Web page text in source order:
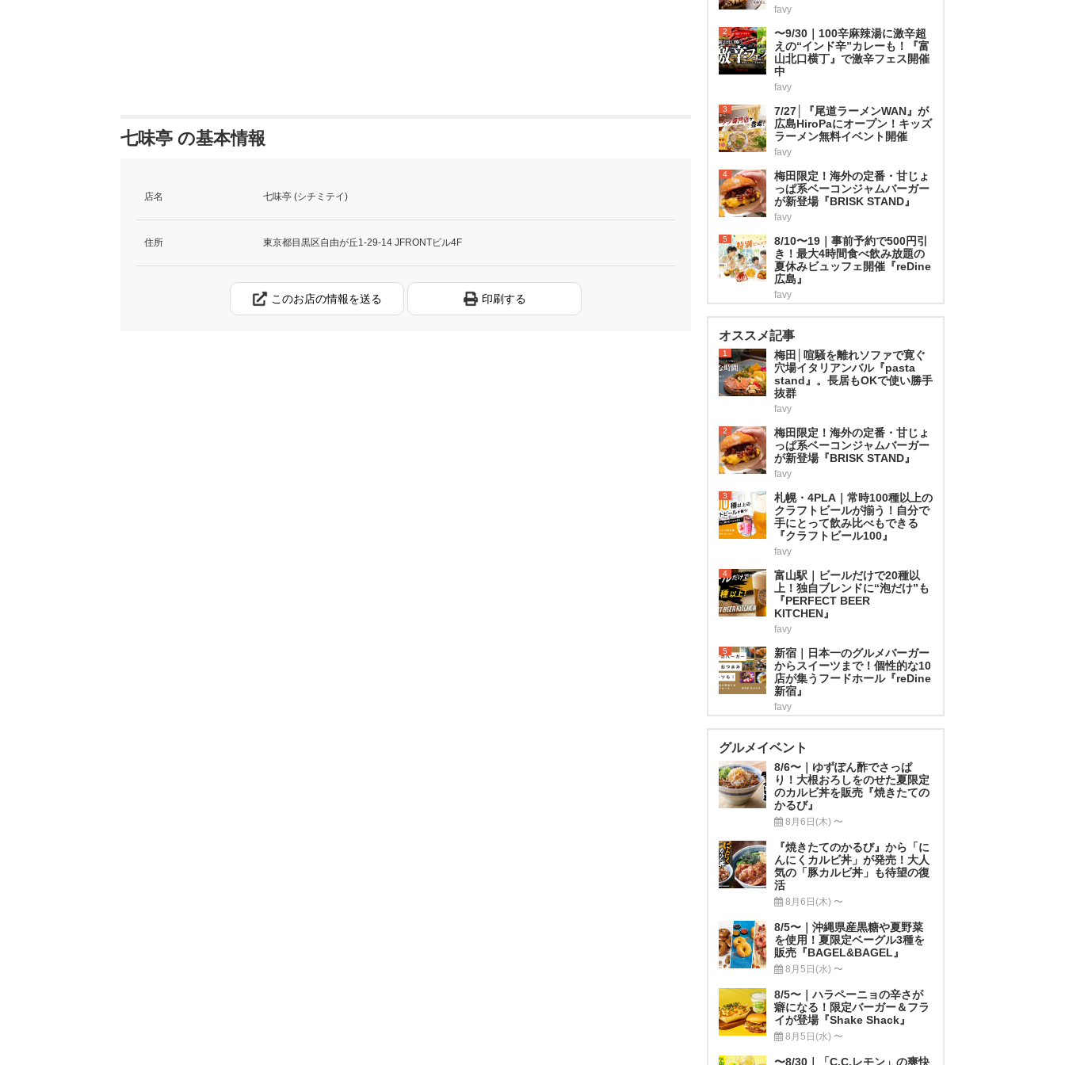
七味亭 の基本情報
店名 七味亭 (シチミテイ)
住所 東京都目黒区自由が丘1-29-14 JFRONTビル4F
このお店の情報を送る 印刷する
favy
2
〜9/30｜100辛麻辣湯に激辛超
えの“インド辛”カレーも！『富
山北口横丁』で激辛フェス開催
中
favy
3
7/27│『尾道ラーメンWAN』が
広島HiroPaにオープン！キッズ
ラーメン無料イベント開催
favy
4
梅田限定！海外の定番・甘じょ
っぱ系ベーコンジャムバーガー
が新登場『BRISK STAND』
favy
5
8/10〜19｜事前予約で500円引
き！最大4時間食べ飲み放題の
夏休みビュッフェ開催『reDine
広島』
favy
オススメ記事
1
梅田│喧騒を離れソファで寛ぐ
穴場イタリアンバル『pasta
stand』。長居もOKで使い勝手
抜群
favy
2
梅田限定！海外の定番・甘じょ
っぱ系ベーコンジャムバーガー
が新登場『BRISK STAND』
favy
3
札幌・4PLA｜常時100種以上の
クラフトビールが揃う！自分で
手にとって飲み比べもできる
『クラフトビール100』
favy
4
富山駅｜ビールだけで20種以
上！独自ブレンドに“泡だけ”も
『PERFECT BEER
KITCHEN』
favy
5
新宿｜日本一のグルメバーガー
からスイーツまで！個性的な10
店が集うフードホール『reDine
新宿』
favy
グルメイベント
8/6〜｜ゆずぽん酢でさっぱ
り！大根おろしをのせた夏限定
のカルビ丼を販売『焼きたての
かるび』
8月6日(木) 〜
『焼きたてのかるび』から「に
んにくカルビ丼」が発売！大人
気の「豚カルビ丼」も待望の復
活
8月6日(木) 〜
8/5〜｜沖縄県産黒糖や夏野菜
を使用！夏限定ベーグル3種を
販売『BAGEL&BAGEL』
8月5日(水) 〜
8/5〜｜ハラペーニョの辛さが
癖になる！限定バーガー＆フラ
イが登場『Shake Shack』
8月5日(水) 〜
〜8/30｜「C.C.レモン」の爽快